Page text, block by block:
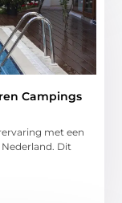
Campings
met een
Dit